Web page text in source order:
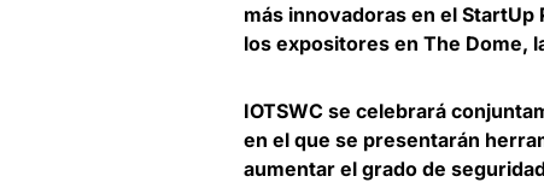
más innovadoras en el StartUp
los expositores en The Dome,
IOTSWC se celebrará
en el que se presentarán
aumentar el grado de